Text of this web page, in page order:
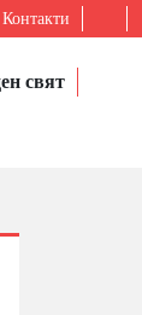
Контакти
свят